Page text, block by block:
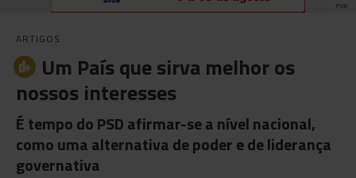
PUB
ARTIGOS
Um País que sirva melhor os
nossos interesses
É tempo do PSD afirmar-se a nível nacional,
como uma alternativa de poder e de liderança
governativa